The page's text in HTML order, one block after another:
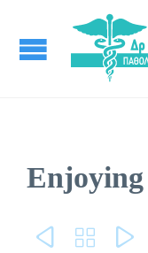
Enjoying
  